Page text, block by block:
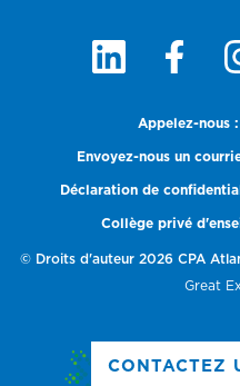
Appelez-nous
Envoyez-nous un
Déclaration de
Collège privé
© Droits d'auteur 2026 CPA
Great
CONTACTEZ